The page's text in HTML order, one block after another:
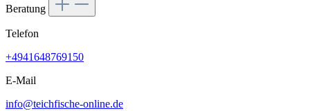
Beratung
Telefon
+4941648769150
E-Mail
info@teichfische-online.de